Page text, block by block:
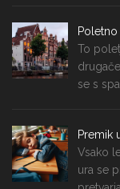
To
se s
Premik
Vsako
ura se